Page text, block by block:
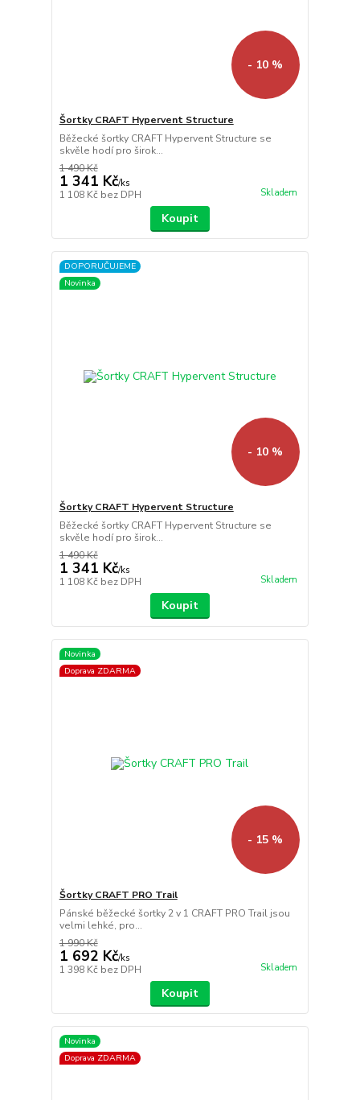
- 10 %
Šortky CRAFT Hypervent Structure
Běžecké šortky CRAFT Hypervent Structure se
skvěle hodí pro širok...
1 490 Kč
1 341 Kč/ks
1 108 Kč bez DPH Skladem
Koupit
DOPORUČUJEME
Novinka
- 10 %
Šortky CRAFT Hypervent Structure
Běžecké šortky CRAFT Hypervent Structure se
skvěle hodí pro širok...
1 490 Kč
1 341 Kč/ks
1 108 Kč bez DPH Skladem
Koupit
Novinka
Doprava ZDARMA
- 15 %
Šortky CRAFT PRO Trail
Pánské běžecké šortky 2 v 1 CRAFT PRO Trail jsou
velmi lehké, pro...
1 990 Kč
1 692 Kč/ks
1 398 Kč bez DPH Skladem
Koupit
Novinka
Doprava ZDARMA